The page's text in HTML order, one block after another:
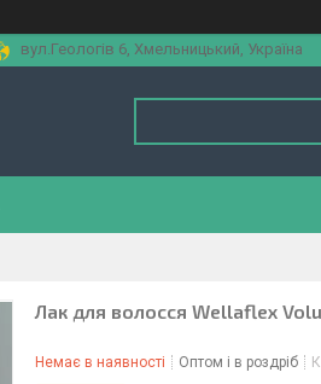
вул.Геологів 6, Хмельницький, Україна
Лак для волосся Wellaflex
Немає в наявності Оптом і в роздріб